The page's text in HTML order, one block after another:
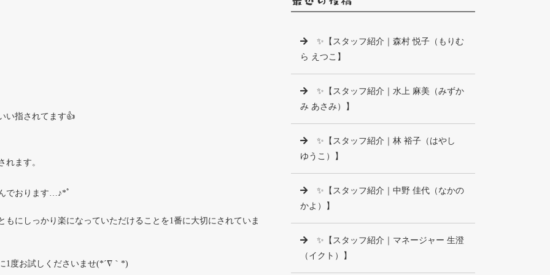
い指されてます👍
れます。
でおります…♪*ﾟ
にしっかり楽になっていただけることを1番に大切にされていま
1度お試しくださいませ(*´∇｀*)
✨【スタッフ紹介｜森村 悦子（もりむ
ら えつこ】
✨【スタッフ紹介｜水上 麻美（みずか
み あさみ）】
✨【スタッフ紹介｜林 裕子（はやし
ゆうこ）】
✨【スタッフ紹介｜中野 佳代（なかの
かよ）】
✨【スタッフ紹介｜マネージャー 生澄
（イクト）】